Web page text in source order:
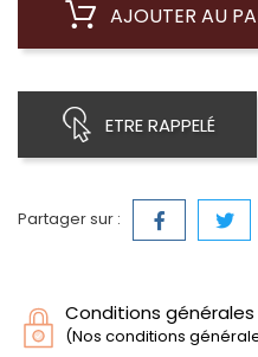
AJOUTER AU
ETRE RAPPELÉ
Partager sur :
Conditions générales
(Nos conditions